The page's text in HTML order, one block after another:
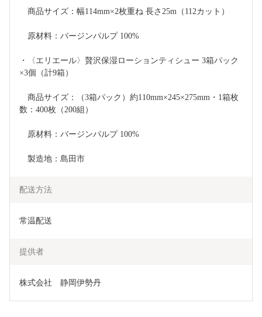
商品サイズ：幅114mm×2枚重ね 長さ25m（112カット）
原材料：バージンパルプ 100%
・〈エリエール〉贅沢保湿ローションティシュー 3箱パック
×3個（計9箱）
商品サイズ：（3箱パック）約110mm×245×275mm・1箱枚
数：400枚（200組）
原材料：バージンパルプ 100%
製造地：島田市
配送方法
常温配送
提供者
株式会社　静岡伊勢丹